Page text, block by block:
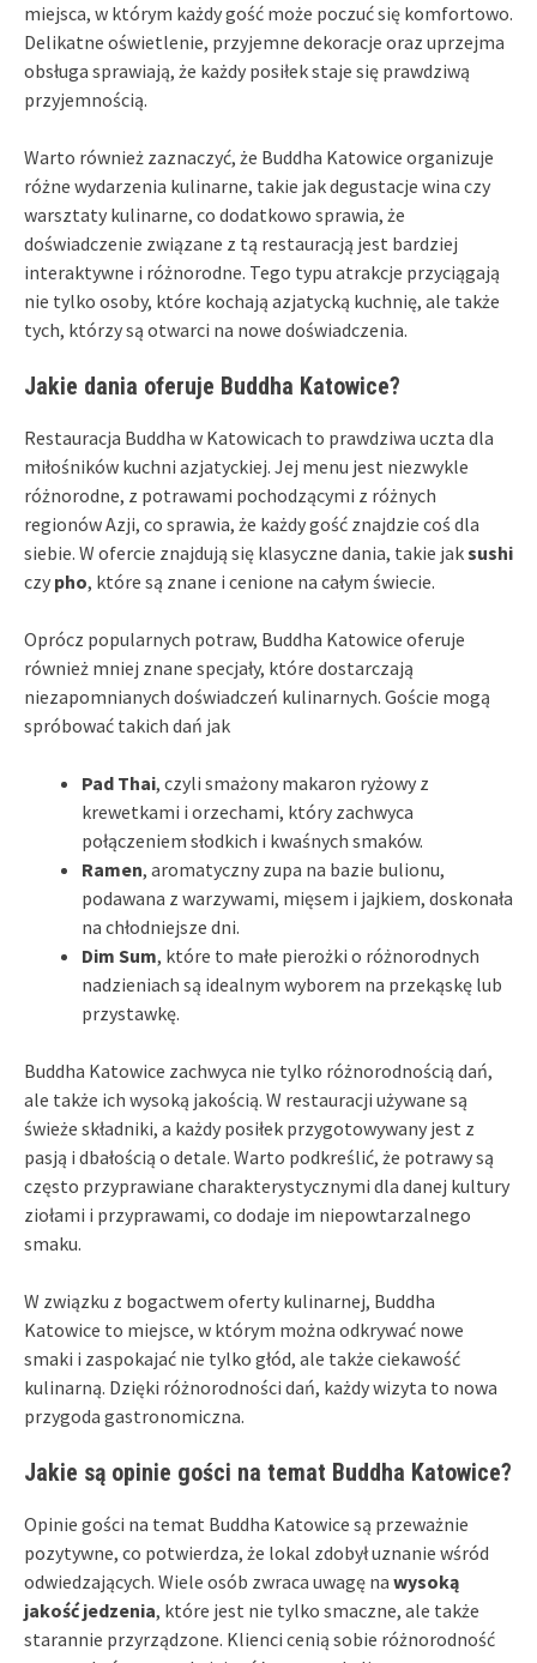
miejsca, w którym każdy gość może poczuć się komfortowo.
Delikatne oświetlenie, przyjemne dekoracje oraz uprzejma
obsługa sprawiają, że każdy posiłek staje się prawdziwą
przyjemnością.
Warto również zaznaczyć, że Buddha Katowice organizuje
różne wydarzenia kulinarne, takie jak degustacje wina czy
warsztaty kulinarne, co dodatkowo sprawia, że
doświadczenie związane z tą restauracją jest bardziej
interaktywne i różnorodne. Tego typu atrakcje przyciągają
nie tylko osoby, które kochają azjatycką kuchnię, ale także
tych, którzy są otwarci na nowe doświadczenia.
Jakie dania oferuje Buddha Katowice?
Restauracja Buddha w Katowicach to prawdziwa uczta dla
miłośników kuchni azjatyckiej. Jej menu jest niezwykle
różnorodne, z potrawami pochodzącymi z różnych
regionów Azji, co sprawia, że każdy gość znajdzie coś dla
siebie. W ofercie znajdują się klasyczne dania, takie jaksushi
czy pho, które są znane i cenione na całym świecie.
Oprócz popularnych potraw, Buddha Katowice oferuje
również mniej znane specjały, które dostarczają
niezapomnianych doświadczeń kulinarnych. Goście mogą
spróbować takich dań jak
Pad Thai, czyli smażony makaron ryżowy z
krewetkami i orzechami, który zachwyca
połączeniem słodkich i kwaśnych smaków.
Ramen, aromatyczny zupa na bazie bulionu,
podawana z warzywami, mięsem i jajkiem, doskonała
na chłodniejsze dni.
Dim Sum, które to małe pierożki o różnorodnych
nadzieniach są idealnym wyborem na przekąskę lub
przystawkę.
Buddha Katowice zachwyca nie tylko różnorodnością dań,
ale także ich wysoką jakością. W restauracji używane są
świeże składniki, a każdy posiłek przygotowywany jest z
pasją i dbałością o detale. Warto podkreślić, że potrawy są
często przyprawiane charakterystycznymi dla danej kultury
ziołami i przyprawami, co dodaje im niepowtarzalnego
smaku.
W związku z bogactwem oferty kulinarnej, Buddha
Katowice to miejsce, w którym można odkrywać nowe
smaki i zaspokajać nie tylko głód, ale także ciekawość
kulinarną. Dzięki różnorodności dań, każdy wizyta to nowa
przygoda gastronomiczna.
Jakie są opinie gości na temat Buddha Katowice?
Opinie gości na temat Buddha Katowice są przeważnie
pozytywne, co potwierdza, że lokal zdobył uznanie wśród
odwiedzających. Wiele osób zwraca uwagę na wysoką
jakość jedzenia, które jest nie tylko smaczne, ale także
starannie przyrządzone. Klienci cenią sobie różnorodność